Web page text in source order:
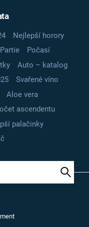
Nejlepší horory
Partie
Počasí
Auto – katalog
Svařené víno
Aloe vera
ascendentu
palačinky